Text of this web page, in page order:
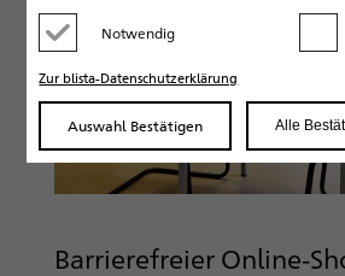
Barrierefreier Online-
Notwendig
Zur blista-Datenschutzerklärung
Auswahl Bestätigen Alle